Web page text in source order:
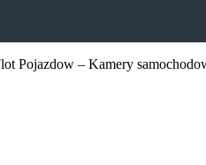
Pojazdow – Kamery